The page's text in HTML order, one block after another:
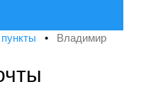
• Владимир